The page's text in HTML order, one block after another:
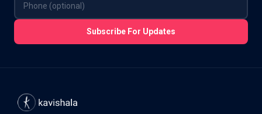
Subscribe For Updates